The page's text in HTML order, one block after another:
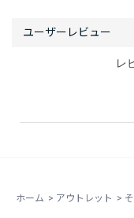
レ
ホーム > アウトレット >